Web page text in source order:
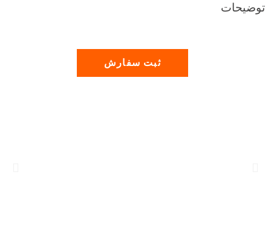
توضیحات
ثبت سفارش